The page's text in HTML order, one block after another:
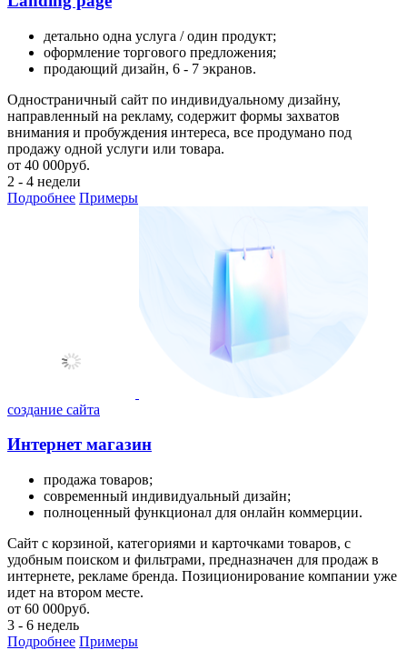
детально одна услуга / один продукт;
оформление торгового предложения;
продающий дизайн, 6 - 7 экранов.
Одностраничный сайт по индивидуальному дизайну,
направленный на рекламу, содержит формы захватов
внимания и пробуждения интереса, все продумано под
продажу одной услуги или товара.
от 40 000руб.
2 - 4 недели
Подробнее Примеры
создание сайта
Интернет магазин
продажа товаров;
современный индивидуальный дизайн;
полноценный функционал для онлайн коммерции.
Сайт с корзиной, категориями и карточками товаров, с
удобным поиском и фильтрами, предназначен для продаж в
интернете, рекламе бренда. Позиционирование компании уже
идет на втором месте.
от 60 000руб.
3 - 6 недель
Подробнее Примеры